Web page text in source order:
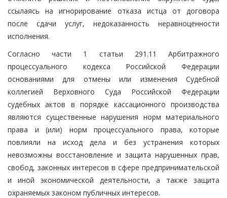
ссылаясь на игнорирование отказа истца от договора
после сдачи услуг, недоказанность неравноценности
исполнения.
Согласно части 1 статьи 291.11 Арбитражного
процессуального кодекса Российской Федерации
основаниями для отмены или изменения Судебной
коллегией Верховного Суда Российской Федерации
судебных актов в порядке кассационного производства
являются существенные нарушения норм материального
права и (или) норм процессуального права, которые
повлияли на исход дела и без устранения которых
невозможны восстановление и защита нарушенных прав,
свобод, законных интересов в сфере предпринимательской
и иной экономической деятельности, а также защита
охраняемых законом публичных интересов.